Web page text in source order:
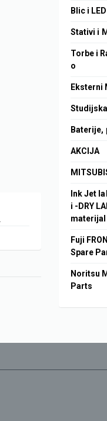
Blic i
Stativi i
Torbe i
o
Eksterni
Baterije,
AKCIJA
Ink Jet
i -DRY
materijal
Fuji
Spare
Noritsu
Parts